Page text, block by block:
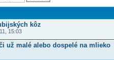
kôz
15:03
už malé alebo dospelé na mlieko